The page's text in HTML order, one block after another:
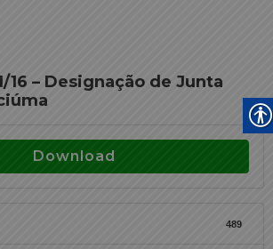
16 – Designação de Junta
Download
489